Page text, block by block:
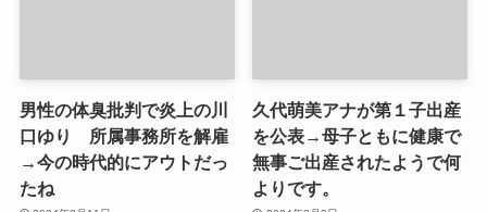
男性の体臭批判で炎上の川
口ゆり 所属事務所を解雇
→今の時代的にアウトだっ
たね
久代萌美アナが第１子出産
を公表→母子ともに健康で
無事ご出産されたようで何
よりです。